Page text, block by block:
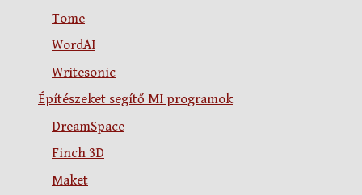
Tome
WordAI
Writesonic
Építészeket segítő MI programok
DreamSpace
Finch 3D
Maket